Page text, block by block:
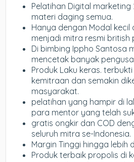
Pelatihan Digital marketing
materi daging semua.
Hanya dengan Modal
menjadi mitra resmi british
Di bimbing Ippho Santosa
mencetak banyak
Produk Laku keras.
kemitraan dan semakin
masyarakat.
pelatihan yang hampir di
para mentor yang telah
gratis ongkir dan COD
seluruh mitra se-Indonesia.
Margin Tinggi hingga lebih
Produk terbaik propolis di